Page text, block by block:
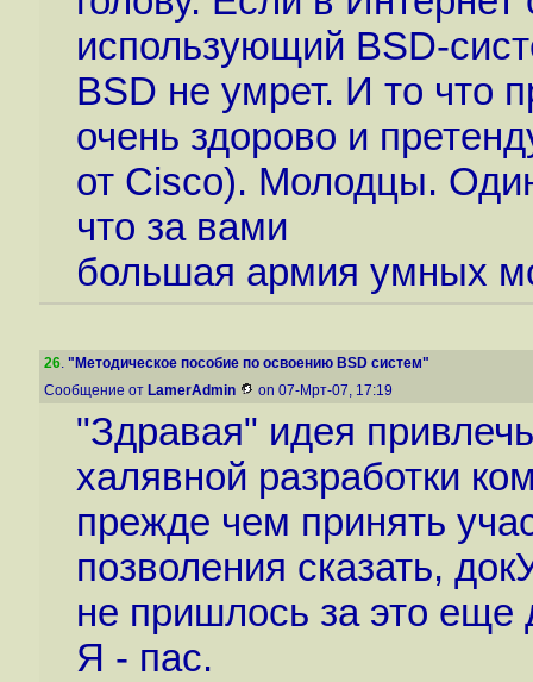
использующий BSD-
BSD не умрет. И то что
очень здорово и
от Cisco). Молодцы.
что за вами
большая армия умных
26. "Методическое пособие по освоению BSD систем"
Сообщение от LamerAdmin on 07-Мрт-07, 17:19
"Здравая" идея
халявной разработки
прежде чем принять
позволения сказать,
не пришлось за это еще
Я - пас.